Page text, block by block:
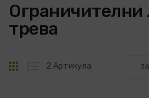
Ограничителни
трева
РешеткаСписък
2 Артикула